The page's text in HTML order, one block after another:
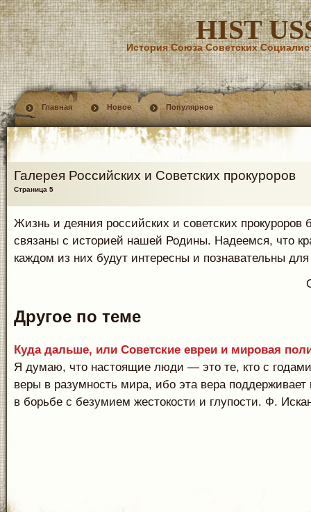
HIST
История Союза Советских
Главная Новое Популярное
Галерея Российских и Советских прокуроров
Страница 5
Жизнь и деяния российских и советских прокуроров
связаны с историей нашей Родины. Надеемся, что
каждом из них будут интересны и познавательны
Другое по теме
Куда дальше, или Советские евреи и мировая
Я думаю, что настоящие люди — это те, кто с годами
веры в разумность мира, ибо эта вера поддерживает
в борьбе с безумием жестокости и глупости. Ф.